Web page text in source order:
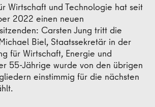
Wirtschaft und Technologie hat seit
2022 einen neuen
Carsten Jung tritt die
Biel, Staatssekretär in der
für Wirtschaft, Energie und
55-Jährige wurde von den übrigen
einstimmig für die nächsten